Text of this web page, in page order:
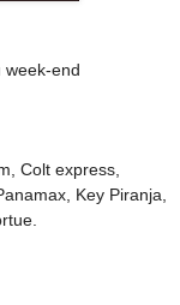
week-end
Colt express,
Key Piranja,